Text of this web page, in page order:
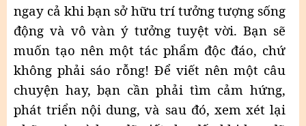
ngay cả khi bạn sở hữu trí tưởng tượng sống
động và vô vàn ý tưởng tuyệt vời. Bạn sẽ
muốn tạo nên một tác phẩm độc đáo, chứ
không phải sáo rỗng! Để viết nên một câu
chuyện hay, bạn cần phải tìm cảm hứng,
phát triển nội dung, và sau đó, xem xét lại